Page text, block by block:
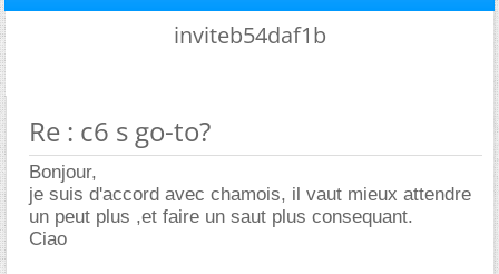
inviteb54daf1b
Re : c6 s go-to?
Bonjour,
je suis d'accord avec chamois, il vaut mieux attendre
un peut plus ,et faire un saut plus consequant.
Ciao